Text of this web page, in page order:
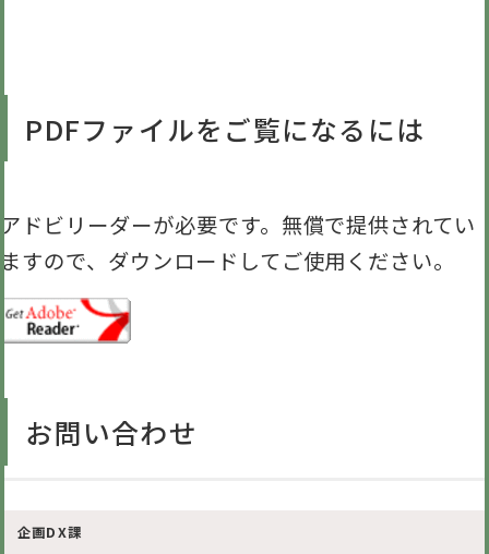
PDFファイルをご覧になるには
アドビリーダーが必要です。無償で提供されてい
ますので、ダウンロードしてご使用ください。
お問い合わせ
企画DX課